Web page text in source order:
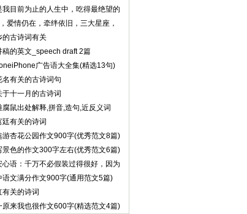
我目前为止的人生中，吃得最绝望的
爱情仍在，牵绊依旧，三大星座，
求和，感情复原
的古诗词有关
稿的英文_speech draft 2篇
广告语大全集(精选13句)
名有关的古诗词句
于十一月的古诗词
腐鼠出处解释,拼音,造句,近反义词
廷有关的诗词
游杏花公园作文900字(优秀范文8篇)
景色的作文300字左右(优秀范文6篇)
心语：千万不必假装过得很好，因为
根本没有多少人在乎
语文满分作文900字(通用范文5篇)
有关的诗词
原来我也很作文600字(精选范文4篇)